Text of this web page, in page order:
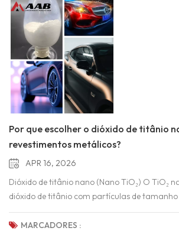
Por que escolher o dióxido de titânio
revestimentos metálicos?
APR 16, 2026
Dióxido de titânio nano (Nano TiO₂) O TiO₂
dióxido de titânio com partículas de
nanômetros. Suas partículas ultrafinas
propriedades ópticas, químicas e funcionais
MARCADORES :